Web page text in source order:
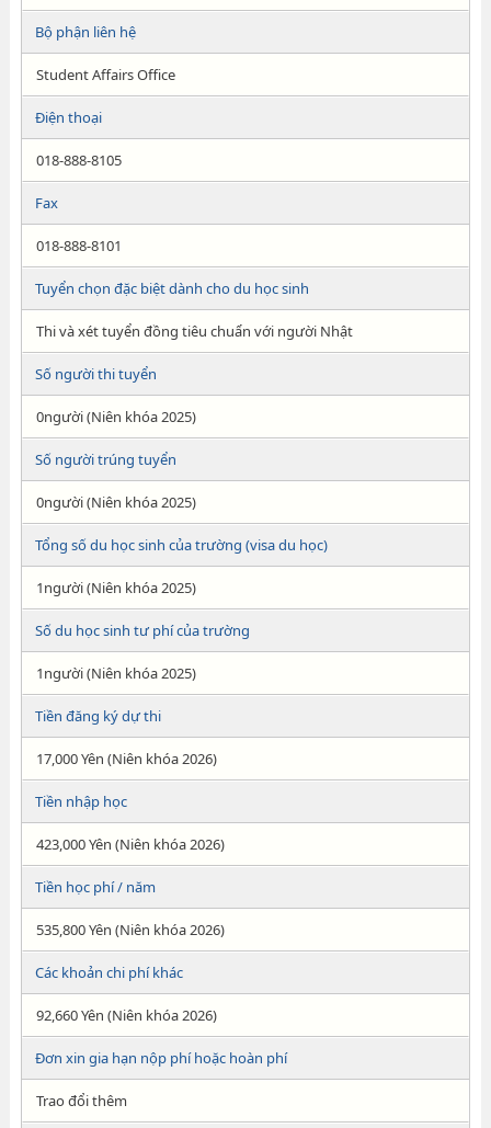
Bộ phận liên hệ
Student Affairs Office
Điện thoại
018-888-8105
Fax
018-888-8101
Tuyển chọn đặc biệt dành cho du học sinh
Thi và xét tuyển đồng tiêu chuẩn với người Nhật
Số người thi tuyển
0người (Niên khóa 2025)
Số người trúng tuyển
0người (Niên khóa 2025)
Tổng số du học sinh của trường (visa du học)
1người (Niên khóa 2025)
Số du học sinh tư phí của trường
1người (Niên khóa 2025)
Tiền đăng ký dự thi
17,000 Yên (Niên khóa 2026)
Tiền nhập học
423,000 Yên (Niên khóa 2026)
Tiền học phí / năm
535,800 Yên (Niên khóa 2026)
Các khoản chi phí khác
92,660 Yên (Niên khóa 2026)
Đơn xin gia hạn nộp phí hoặc hoàn phí
Trao đổi thêm